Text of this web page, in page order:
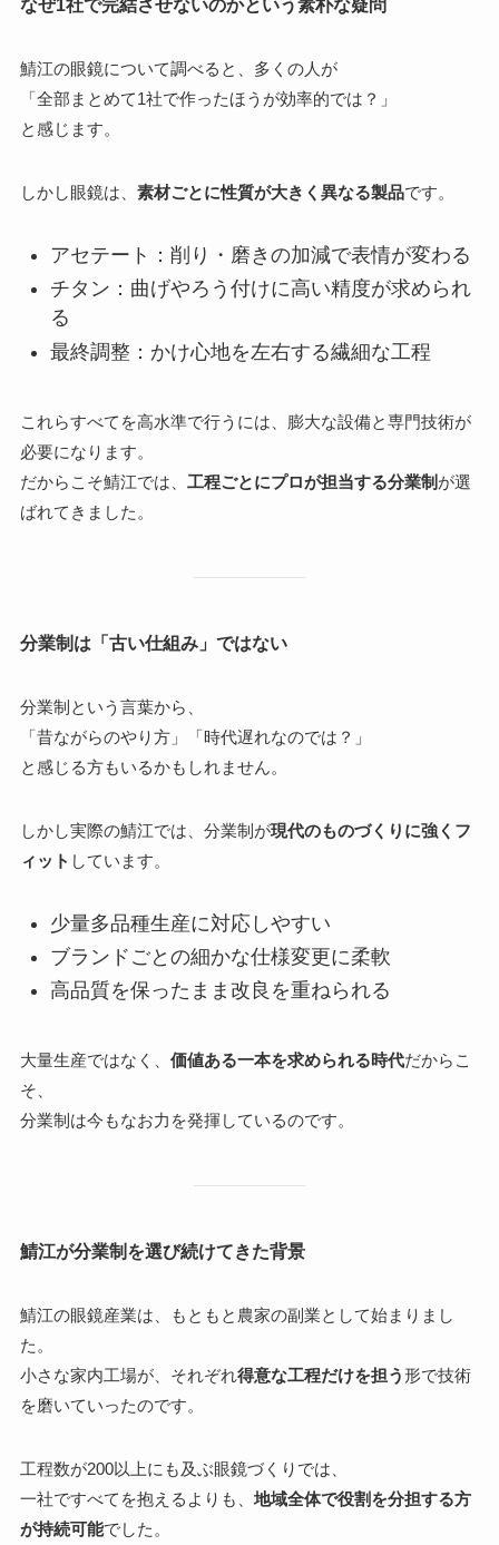
なぜ1社で完結させないのかという素朴な疑問
鯖江の眼鏡について調べると、多くの人が
「全部まとめて1社で作ったほうが効率的では？」
と感じます。
しかし眼鏡は、 素材ごとに性質が大きく異なる製品です。
アセテート：削り・磨きの加減で表情が変わる
チタン：曲げやろう付けに高い精度が求められ
る
最終調整：かけ心地を左右する繊細な工程
これらすべてを高水準で行うには、膨大な設備と専門技術が
必要になります。
だからこそ鯖江では、 工程ごとにプロが担当する分業制 が選
ばれてきました。
分業制は「古い仕組み」ではない
分業制という言葉から、
「昔ながらのやり方」「時代遅れなのでは？」
と感じる方もいるかもしれません。
しかし実際の鯖江では、分業制が現代のものづくりに強くフ
ィット しています。
少量多品種生産に対応しやすい
ブランドごとの細かな仕様変更に柔軟
高品質を保ったまま改良を重ねられる
大量生産ではなく、 価値ある一本を求められる時代だからこ
そ、
分業制は今もなお力を発揮しているのです。
鯖江が分業制を選び続けてきた背景
鯖江の眼鏡産業は、もともと農家の副業として始まりまし
た。
小さな家内工場が、それぞれ得意な工程だけを担う形で技術
を磨いていったのです。
工程数が200以上にも及ぶ眼鏡づくりでは、
一社ですべてを抱えるよりも、 地域全体で役割を分担する方
が持続可能でした。